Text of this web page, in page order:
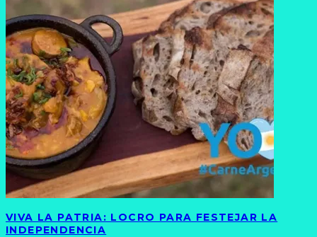
VIVA LA PATRIA: LOCRO PARA FESTEJAR LA
INDEPENDENCIA